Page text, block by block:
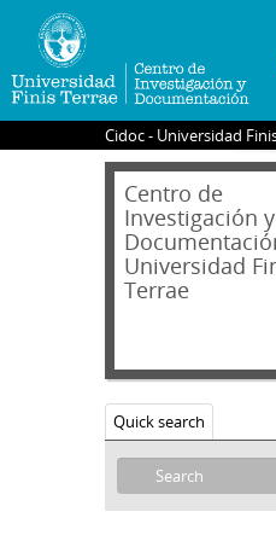
Cidoc - Universidad
Centro de
Investigación y
Universidad
Terrae
Quick search